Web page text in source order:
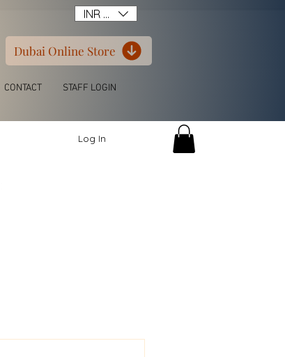
CONTACT STAFF LOGIN
INR (₹)
Dubai Online Store
Log In